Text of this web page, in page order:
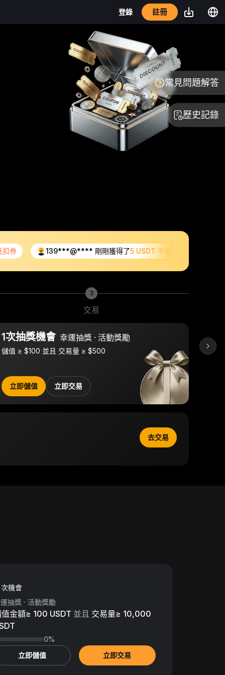
登錄 註冊
常見問題解答
歷史記錄
139***@**** 剛剛獲得了5 USDT 手續費抵扣券
3
交易
1次抽獎機會 幸運抽獎 · 活動獎勵
儲值 ≥ $100 並且 交易量 ≥ $500
立即儲值 立即交易
1次
儲值
去交易
機會
抽獎 · 活動獎勵
金額≥ 100 USDT 並且 交易量≥ 10,000
0%
立即儲值
立即交易